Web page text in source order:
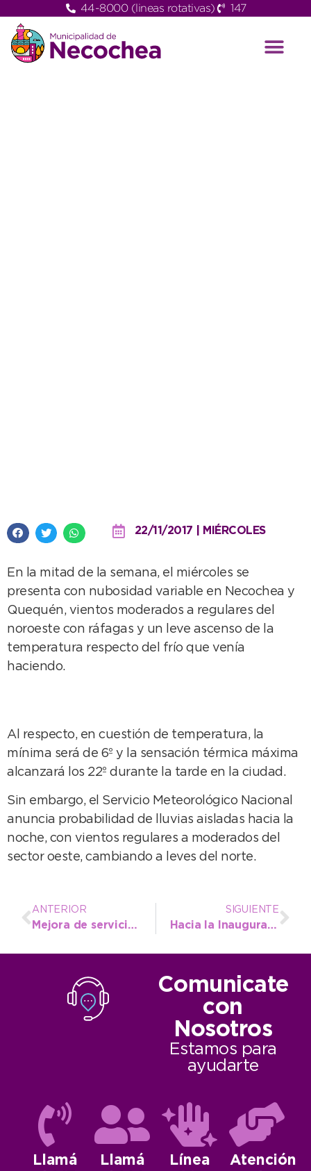
44-8000 (lineas rotativas) 147
22/11/2017 | MIÉRCOLES
En la mitad de la semana, el miércoles se
presenta con nubosidad variable en Necochea y
Quequén, vientos moderados a regulares del
noroeste con ráfagas y un leve ascenso de la
temperatura respecto del frío que venía
haciendo.
Al respecto, en cuestión de temperatura, la
mínima será de 6º y la sensación térmica máxima
alcanzará los 22º durante la tarde en la ciudad.
Sin embargo, el Servicio Meteorológico Nacional
anuncia probabilidad de lluvias aisladas hacia la
noche, con vientos regulares a moderados del
sector oeste, cambiando a leves del norte.
ANTERIOR
Mejora de servicio de agua: Corte en Av. 10 y 69 por nueva instalación del Pozo 33
SIGUIENTE
Hacia la Inauguración de la Temporada, Necochea luce con un alto índice de turismo
Comunicate
con
Nosotros
Estamos para
ayudarte
Llamá
Llamá
Línea
Atención